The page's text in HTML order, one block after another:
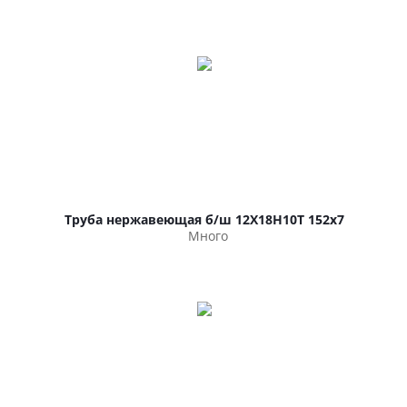
Труба нержавеющая б/ш 12Х18Н10Т 152х7
Много